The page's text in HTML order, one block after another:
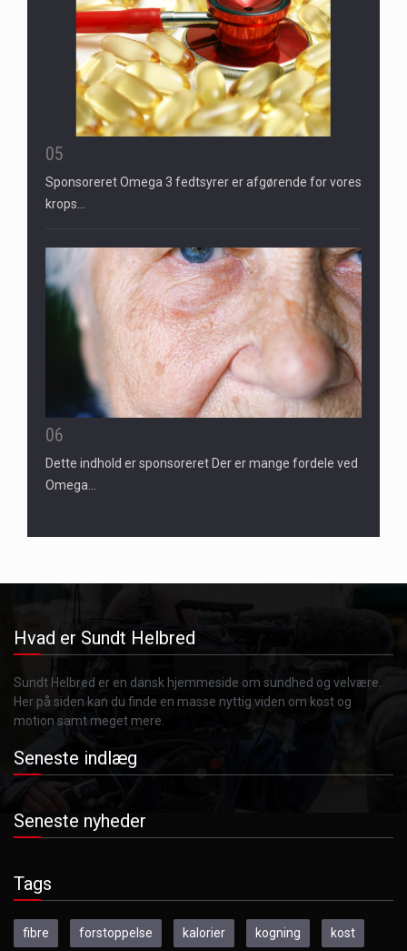
05
Sponsoreret Omega 3 fedtsyrer er afgørende for vores
krops…
06
Dette indhold er sponsoreret Der er mange fordele ved
Omega…
Hvad er Sundt Helbred
Sundt Helbred er en dansk hjemmeside om sundhed og velvære.
Her på siden kan du finde en masse nyttig viden om kost og
motion samt meget mere.
Seneste indlæg
Seneste nyheder
Tags
fibre forstoppelse kalorier kogning kost